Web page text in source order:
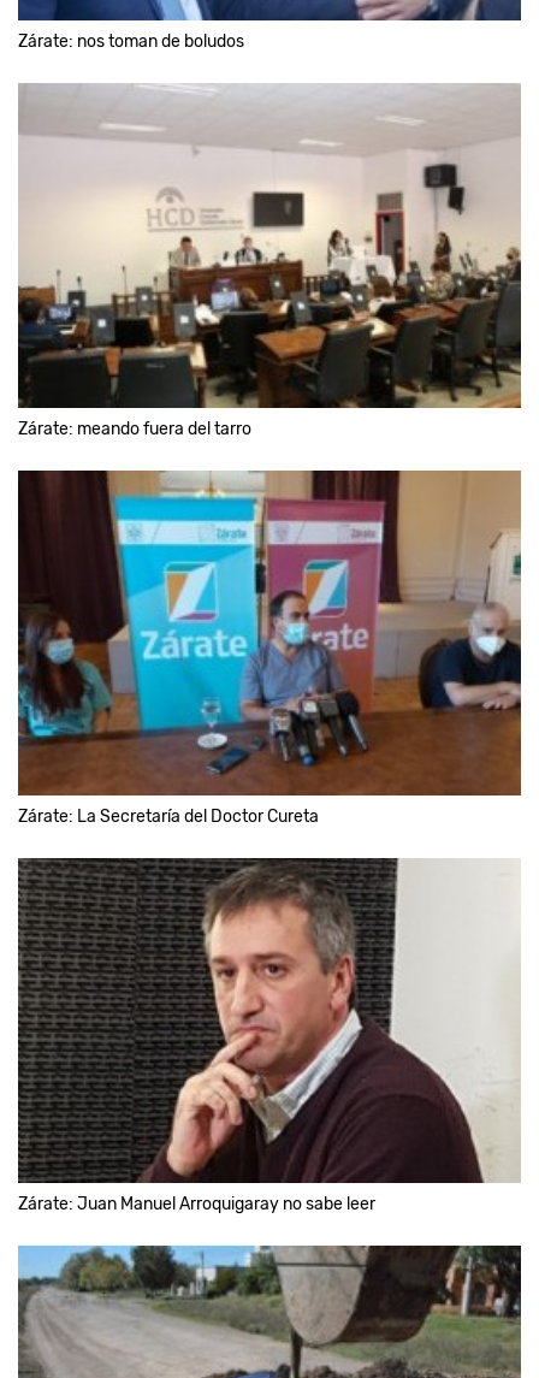
Zárate: nos toman de boludos
Zárate: meando fuera del tarro
Zárate: La Secretaría del Doctor Cureta
Zárate: Juan Manuel Arroquigaray no sabe leer